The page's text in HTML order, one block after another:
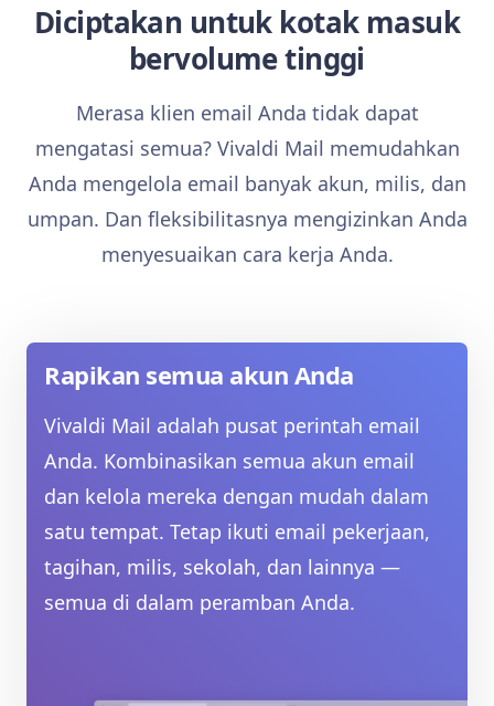
Diciptakan untuk kotak masuk
bervolume tinggi
Merasa klien email Anda tidak dapat
mengatasi semua? Vivaldi Mail memudahkan
Anda mengelola email banyak akun, milis, dan
umpan. Dan fleksibilitasnya mengizinkan Anda
menyesuaikan cara kerja Anda.
Rapikan semua akun Anda
Vivaldi Mail adalah pusat perintah email
Anda. Kombinasikan semua akun email
dan kelola mereka dengan mudah dalam
satu tempat. Tetap ikuti email pekerjaan,
tagihan, milis, sekolah, dan lainnya —
semua di dalam peramban Anda.